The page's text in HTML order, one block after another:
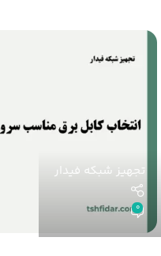
تجهیز شبکه فیدار
0